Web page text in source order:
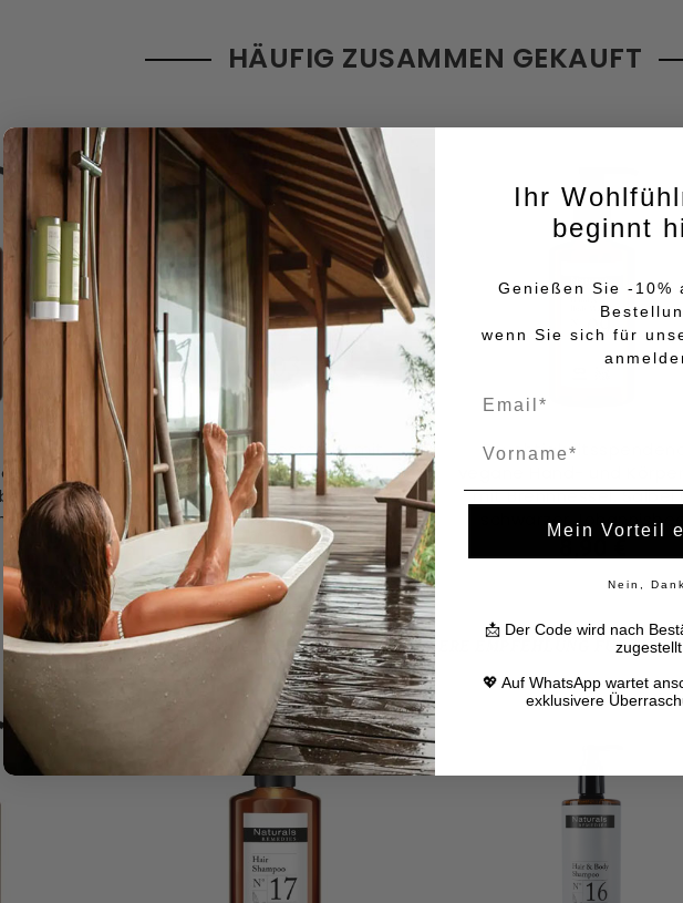
HÄUFIG ZUSAMMEN GEKAUFT
in 1 Haar-
mit
und
Pflanzliche Festseife mit
Brennnessel, Salbei und
schwarzer Johannisbeere
2,90 €
mit Brennnessel, Salbei
schwarzer
ÄHNLICHE PRODUKTE - UNSERE EMPFEHLUNG FÜR SIE
Ihr
beginnt
Genießen Sie -10%
wenn Sie sich für
Mein Vorteil
Nein,
📩 Der Code wird nach
zugestellt.
💖 Auf WhatsApp wartet
exklusivere